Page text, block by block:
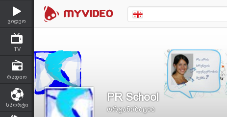
ვიდეო
TV
რადიო
სპორტი
PR School
ორგანიზაცია